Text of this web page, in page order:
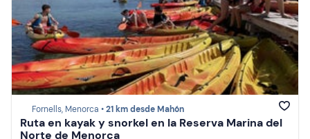
Fornells, Menorca •21 km desde Mahón
Ruta en kayak y snorkel en la Reserva Marina del
Norte de Menorca